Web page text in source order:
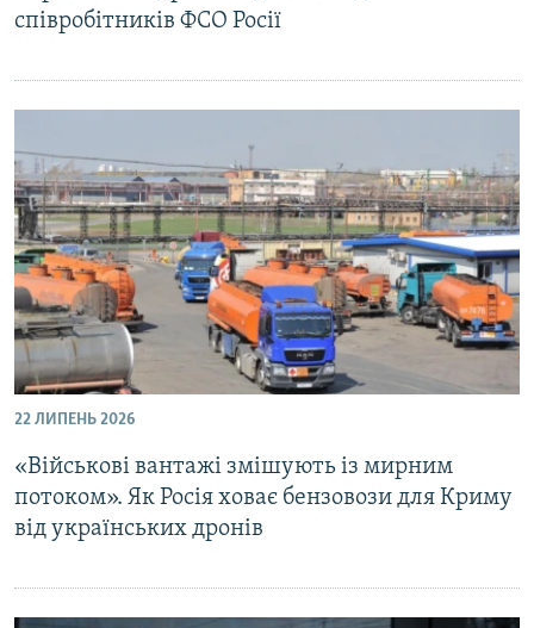
співробітників ФСО Росії
22 ЛИПЕНЬ 2026
«Військові вантажі змішують із мирним
потоком». Як Росія ховає бензовози для Криму
від українських дронів